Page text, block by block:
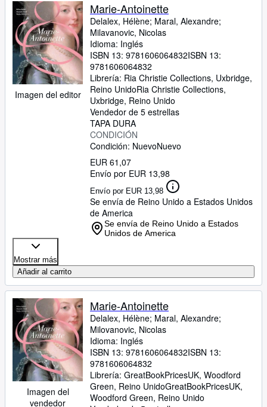
Imagen del editor
Marie-Antoinette
Delalex, Hélène; Maral, Alexandre;
Milavanovic, Nicolas
Idioma: Inglés
ISBN 13: 9781606064832ISBN 13:
9781606064832
Librería: Ria Christie Collections, Uxbridge,
Reino UnidoRia Christie Collections,
Uxbridge, Reino Unido
Vendedor de 5 estrellas
TAPA DURA
CONDICIÓN
Condición: NuevoNuevo
EUR 61,07
Envío por EUR 13,98
Envío por EUR 13,98
Se envía de Reino Unido a Estados Unidos
de America
Se envía de Reino Unido a Estados
Unidos de America
Mostrar más
Añadir al carrito
Imagen del
vendedor
Marie-Antoinette
Delalex, Hélène; Maral, Alexandre;
Milovanovic, Nicolas
Idioma: Inglés
ISBN 13: 9781606064832ISBN 13:
9781606064832
Librería: GreatBookPricesUK, Woodford
Green, Reino UnidoGreatBookPricesUK,
Woodford Green, Reino Unido